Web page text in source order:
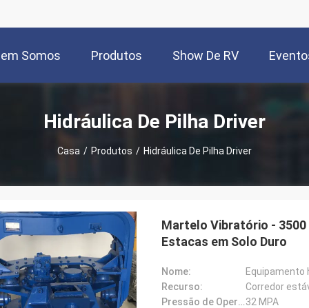
Somos Produtos Show De RV
Hidráulica De Pilha Driver
Casa / Produtos / Hidráulica De Pilha Driver
Martelo Vibratório - 3500
Estacas em Solo Duro
Nome:
Equipamento
Recurso:
Corredor
Pressão de Operação:32 MPA